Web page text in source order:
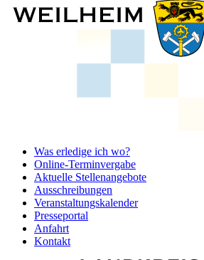
Was erledige ich wo?
Online-Terminvergabe
Aktuelle Stellenangebote
Ausschreibungen
Veranstaltungskalender
Presseportal
Anfahrt
Kontakt